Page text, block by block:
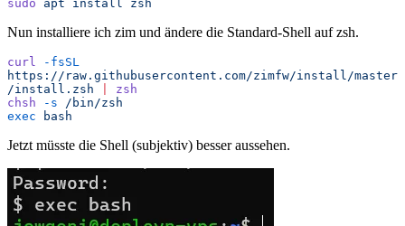
sudo apt install zsh
Nun installiere ich zim und ändere die Standard-Shell auf zsh.
curl
-fsSL
https://raw.githubusercontent.com/zimfw/install/master
/install.zsh
zsh
chsh -s /bin/zsh
exec bash
Jetzt müsste die Shell (subjektiv) besser aussehen.